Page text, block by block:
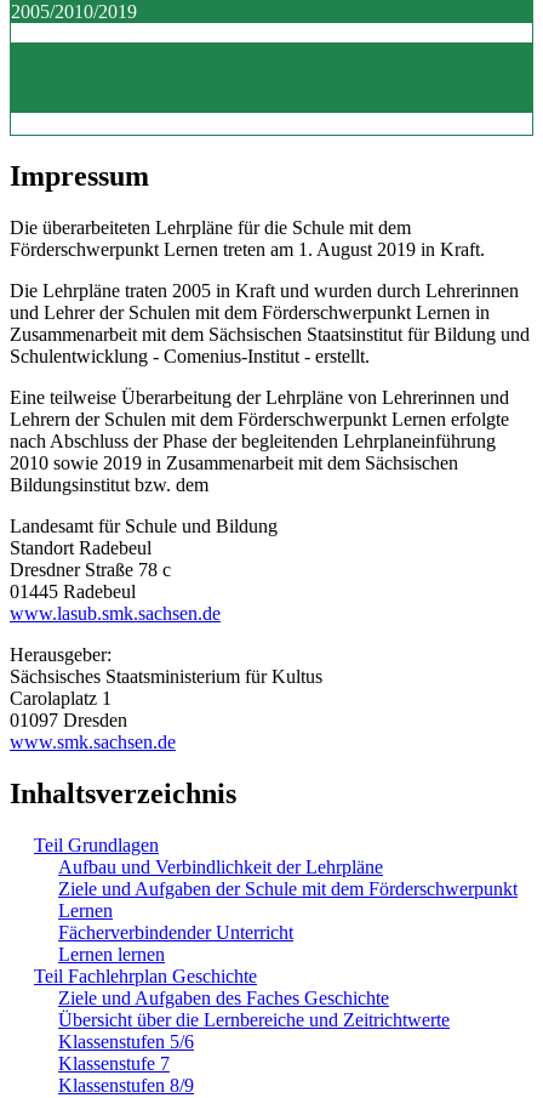
2005/2010/2019
Impressum
Die überarbeiteten Lehrpläne für die Schule mit dem
Förderschwerpunkt Lernen treten am 1. August 2019 in Kraft.
Die Lehrpläne traten 2005 in Kraft und wurden durch Lehrerinnen
und Lehrer der Schulen mit dem Förderschwerpunkt Lernen in
Zusammenarbeit mit dem Sächsischen Staatsinstitut für Bildung und
Schulentwicklung - Comenius-Institut - erstellt.
Eine teilweise Überarbeitung der Lehrpläne von Lehrerinnen und
Lehrern der Schulen mit dem Förderschwerpunkt Lernen erfolgte
nach Abschluss der Phase der begleitenden Lehrplaneinführung
2010 sowie 2019 in Zusammenarbeit mit dem Sächsischen
Bildungsinstitut bzw. dem
Landesamt für Schule und Bildung
Standort Radebeul
Dresdner Straße 78 c
01445 Radebeul
www.lasub.smk.sachsen.de
Herausgeber:
Sächsisches Staatsministerium für Kultus
Carolaplatz 1
01097 Dresden
www.smk.sachsen.de
Inhaltsverzeichnis
Teil Grundlagen
Aufbau und Verbindlichkeit der Lehrpläne
Ziele und Aufgaben der Schule mit dem Förderschwerpunkt
Lernen
Fächerverbindender Unterricht
Lernen lernen
Teil Fachlehrplan Geschichte
Ziele und Aufgaben des Faches Geschichte
Übersicht über die Lernbereiche und Zeitrichtwerte
Klassenstufen 5/6
Klassenstufe 7
Klassenstufen 8/9